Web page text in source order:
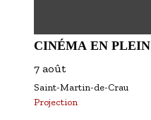
CINÉMA EN
7 août
Saint-Martin-de-Crau
Projection